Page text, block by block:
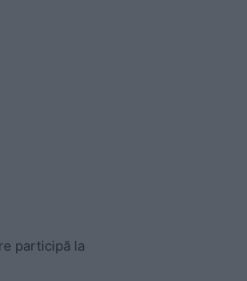
participă la